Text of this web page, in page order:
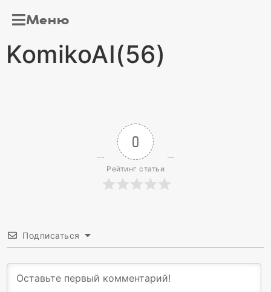
Меню
KomikoAI(56)
0
Рейтинг статьи
Подписаться